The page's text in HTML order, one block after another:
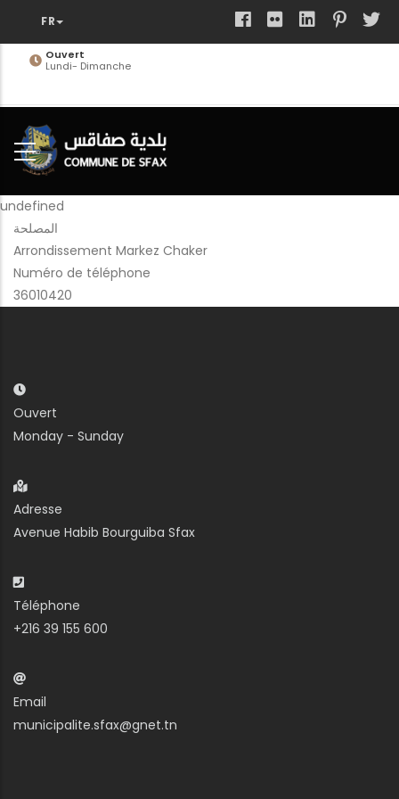
contenuOuvert
Lundi- Dimanche
undefined
المصلحة
Arrondissement Markez Chaker
Numéro de téléphone
36010420
Ouvert
Monday - Sunday
Adresse
Avenue Habib Bourguiba Sfax
Téléphone
+216 39 155 600
Email
municipalite.sfax@gnet.tn